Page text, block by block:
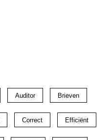
Auditor Brieven
Correct Efficiënt